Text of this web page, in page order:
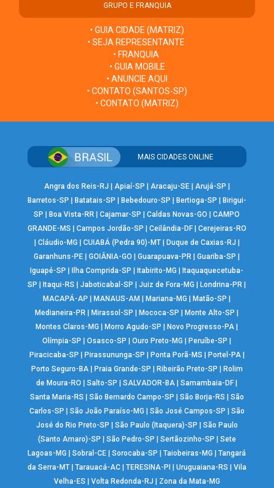
GRUPO E FRANQUIA
• GUIA CIDADE (MATRIZ)
• SEJA REPRESENTANTE
• FRANQUIA
• GUIA MOBILE
• ANUNCIE AQUI
• CONTATO (SANTOS-SP)
• CONTATO (MATRIZ)
MAIS CIDADES ONLINE
Angra dos Reis-RJ | Apiaí-SP | Aracaju-SE| Arujá-SP |
Barretos-SP | Batatais-SP | Bebedouro-SP | Bertioga-SP | Birigui-
SP |Boa Vista-RR |Cajamar-SP |Caldas Novas-GO |CAMPO
GRANDE-MS | Campos Jordão-SP | Ceilândia-DF| Cerejeiras-RO
| Cláudio-MG | CUIABÁ (Pedra 90)-MT| Duque de Caxias-RJ |
Garanhuns-PE |GOIÂNIA-GO |Guarapuava-PR |Guariba-SP |
Iguapé-SP |Ilha Comprida-SP |Itabirito-MG |Itaquaquecetuba-
SP |Itaqui-RS |Jaboticabal-SP |Juiz de Fora-MG |Londrina-PR |
MACAPÁ-AP |MANAUS-AM |Mariana-MG |Matão-SP |
Medianeira-PR |Mirassol-SP |Mococa-SP |Monte Alto-SP |
Montes Claros-MG |Morro Agudo-SP |Novo Progresso-PA |
Olímpia-SP |Osasco-SP |Ouro Preto-MG |Peruíbe-SP |
Piracicaba-SP | Pirassununga-SP | Ponta Porã-MS | Portel-PA|
Porto Seguro-BA| Praia Grande-SP | Ribeirão Preto-SP | Rolim
de Moura-RO |Salto-SP |SALVADOR-BA |Samambaia-DF |
Santa Maria-RS | São Bernardo Campo-SP | São Borja-RS | São
Carlos-SP | São João Paraíso-MG | São José Campos-SP | São
José do Rio Preto-SP | São Paulo (Itaquera)-SP | São Paulo
(Santo Amaro)-SP | São Pedro-SP | Sertãozinho-SP | Sete
Lagoas-MG |Sobral-CE |Sorocaba-SP |Taiobeiras-MG |Tangará
da Serra-MT| Tarauacá-AC| TERESINA-PI | Uruguaiana-RS | Vila
Velha-ES | Volta Redonda-RJ | Zona da Mata-MG